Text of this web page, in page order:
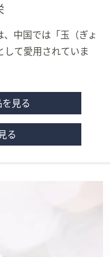
中国では「玉（ぎょ
して愛用されていま
見る
る